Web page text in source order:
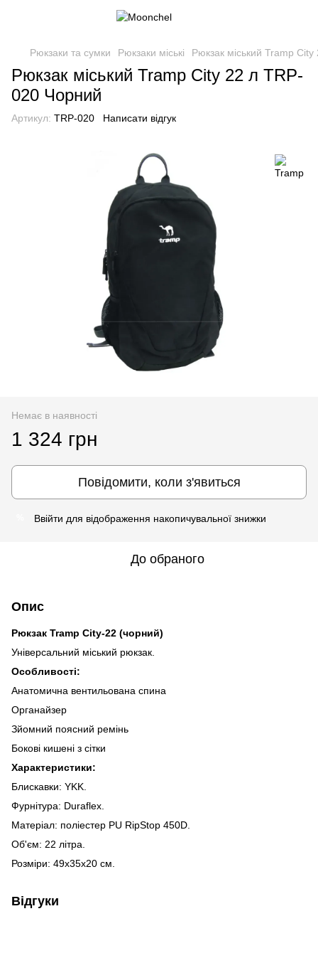
Рюкзаки та сумки Рюкзаки міські Рюкзак міський Tramp
Рюкзак міський Tramp City 22 л TRP-
020 Чорний
Артикул: TRP-020 Написати відгук
Немає в наявності
1 324 грн
Повідомити, коли з'явиться
Ввійти для відображення накопичувальної знижки
До обраного
Опис
Рюкзак Tramp City-22 (чорний)
Універсальний міський рюкзак.
Особливості:
Анатомична вентильована спина
Органайзер
Зйомний поясний ремінь
Бокові кишені з сітки
Характеристики:
Блискавки: YKK.
Фурнітура: Duraflex.
Матеріал: поліестер PU RipStop 450D.
Об'єм: 22 літра.
Розміри: 49х35х20 см.
Відгуки